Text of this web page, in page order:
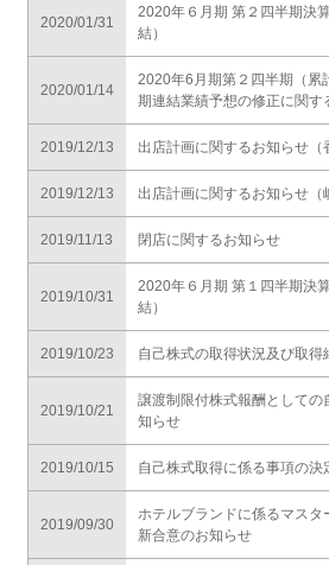
2020/01/31
2020年６月期 第２四半期決
結）
2020/01/14
2020年6月期第２四半期（累
期連結業績予想の修正に関す
2019/12/13 出店計画に関するお知らせ（
2019/12/13 出店計画に関するお知らせ（
2019/11/13 閉店に関するお知らせ
2019/10/31
2020年６月期 第１四半期決
結）
2019/10/23 自己株式の取得状況及び取得
2019/10/21
譲渡制限付株式報酬としての
知らせ
2019/10/15 自己株式取得に係る事項の決
2019/09/30
ホテルブランドに係るマスタ
新合意のお知らせ